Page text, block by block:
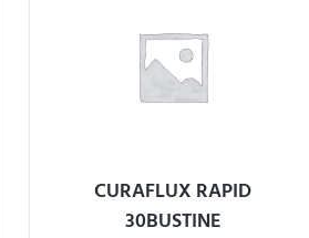
CURAFLUX RAPID
30BUSTINE